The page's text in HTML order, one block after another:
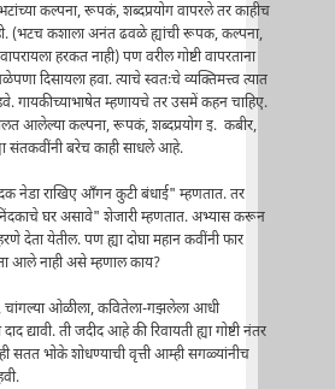
कल्पना, रूपकं, शब्दप्रयोग वापरले तर काहीच
(भटच कशाला अनंत ढवळे ह्यांची रूपक, कल्पना,
हरकत नाही) पण वरील गोष्टी वापरताना
दिसायला हवा. त्याचे स्वतःचे व्यक्तिमत्त्व त्यात
गायकीच्याभाषेत म्हणायचे तर उसमें कहन चाहिए.
आलेल्या कल्पना, रूपकं, शब्दप्रयोग इ. कबीर,
संतकवींनी बरेच काही साधले आहे.
नेडा राखिए आँगन कुटी बंधाई" म्हणतात. तर
घर असावे" शेजारी म्हणतात. अभ्यास करून
देता येतील. पण ह्या दोघा महान कवींनी फार
आले नाही असे म्हणाल काय?
चांगल्या ओळीला, कवितेला-गझलेला आधी
द्यावी. ती जदीद आहे की रिवायती ह्या गोष्टी नंतर
सतत भोके शोधण्याची वृत्ती आम्ही सगळ्यांनीच